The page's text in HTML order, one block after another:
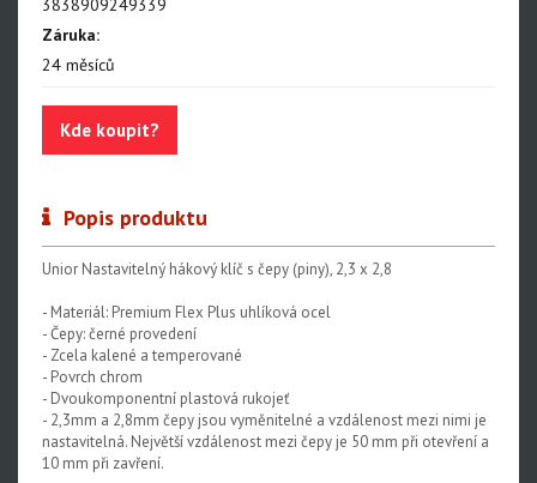
Nářadí na řetězy
Nářadí na brzdy
Nářadí na ložiska
Nářadí na vidlice a tlumiče
Nářadí na servis plášťů a duší
Centrovací stolice
Montážní stojany
Sety nářadí
3838909249339
Záruka:
24 měsíců
Kde koupit?
Popis produktu
Unior Nastavitelný hákový klíč s čepy (piny), 2,3 x 2,8
- Materiál: Premium Flex Plus uhlíková ocel
- Čepy: černé provedení
- Zcela kalené a temperované
- Povrch chrom
- Dvoukomponentní plastová rukojeť
- 2,3mm a 2,8mm čepy jsou vyměnitelné a vzdálenost mezi nimi je
nastavitelná. Největší vzdálenost mezi čepy je 50 mm při otevření a
10 mm při zavření.